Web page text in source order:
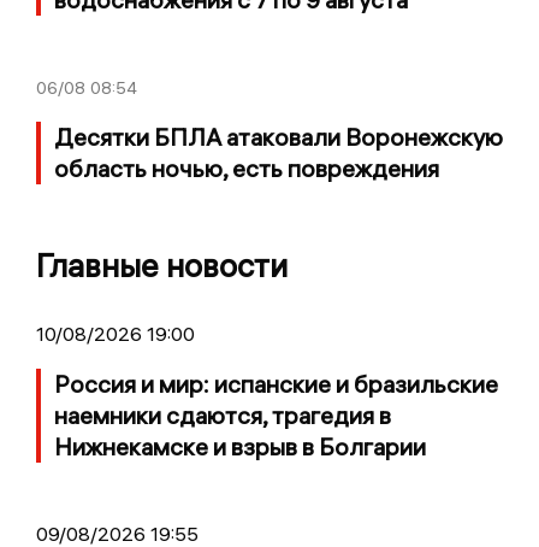
06/08 08:54
Десятки БПЛА атаковали Воронежскую
область ночью, есть повреждения
Главные новости
10/08/2026 19:00
Россия и мир: испанские и бразильские
наемники сдаются, трагедия в
Нижнекамске и взрыв в Болгарии
09/08/2026 19:55